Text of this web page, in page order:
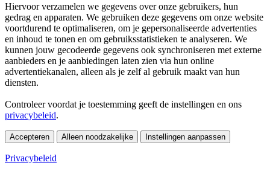
Hiervoor verzamelen we gegevens over onze gebruikers, hun
gedrag en apparaten. We gebruiken deze gegevens om onze website
voortdurend te optimaliseren, om je gepersonaliseerde advertenties
en inhoud te tonen en om gebruiksstatistieken te analyseren. We
kunnen jouw gecodeerde gegevens ook synchroniseren met externe
aanbieders en je aanbiedingen laten zien via hun online
advertentiekanalen, alleen als je zelf al gebruik maakt van hun
diensten.
Controleer voordat je toestemming geeft de instellingen en ons
privacybeleid.
Accepteren Alleen noodzakelijke Instellingen aanpassen
Privacybeleid